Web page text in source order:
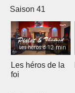
Saison 41
12 min
Les héros de la
foi